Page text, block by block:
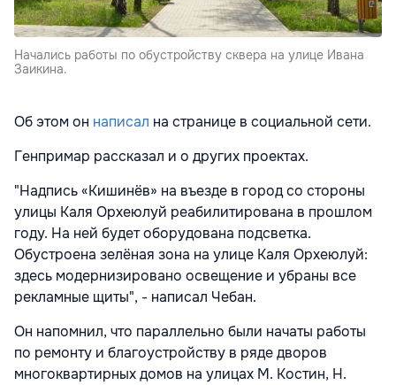
Начались работы по обустройству сквера на улице Ивана
Заикина.
Об этом он написал на странице в социальной сети.
Генпримар рассказал и о других проектах.
"Надпись «Кишинёв» на въезде в город со стороны
улицы Каля Орхеюлуй реабилитирована в прошлом
году. На ней будет оборудована подсветка.
Обустроена зелёная зона на улице Каля Орхеюлуй:
здесь модернизировано освещение и убраны все
рекламные щиты", - написал Чебан.
Он напомнил, что параллельно были начаты работы
по ремонту и благоустройству в ряде дворов
многоквартирных домов на улицах М. Костин, Н.